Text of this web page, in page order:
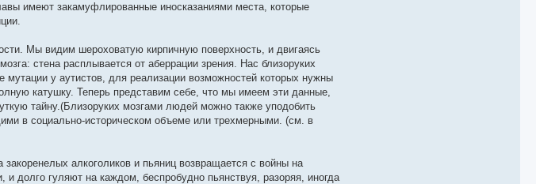
имеют закамуфлированные иносказаниями места, которые
Мы видим шероховатую кирпичную поверхность, и двигаясь
стена расплывается от аберрации зрения. Нас близоруких
у аутистов, для реализации возможностей которых нужны
катушку. Теперь представим себе, что мы имеем эти данные,
тайну.(Близоруких мозгами людей можно также уподобить
в социально-историческом объеме или трехмерными. (см. в
алкоголиков и пьяниц возвращается с войны на
и долго гуляют на каждом, беспробудно пьянствуя, разоряя, иногда